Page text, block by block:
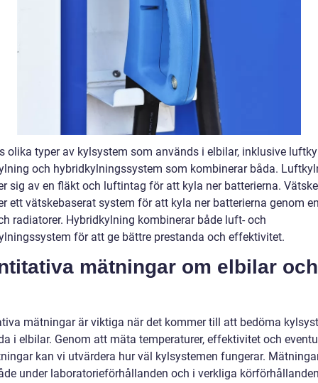
olika typer av kylsystem som används i elbilar, inklusive
och hybridkylningssystem som kombinerar båda.
sig av en fläkt och luftintag för att kyla ner batterierna.
ett vätskebaserat system för att kyla ner batterierna genom
radiatorer. Hybridkylning kombinerar både luft- och
för att ge bättre prestanda och effektivitet.
mätningar om elbilar och
mätningar är viktiga när det kommer till att bedöma
i elbilar. Genom att mäta temperaturer, effektivitet och
kan vi utvärdera hur väl kylsystemen fungerar.
under laboratorieförhållanden och i verkliga